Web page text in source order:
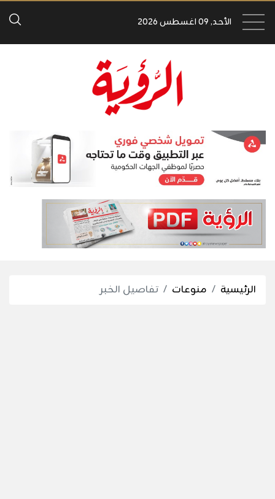
الأحد, 09 اغسطس 2026
الرئيسية منوعات تفاصيل الخبر